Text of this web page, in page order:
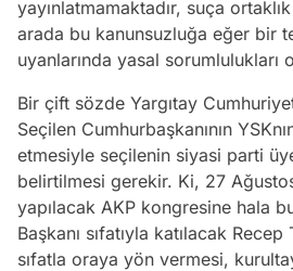
yayınlatmamaktadır, suça
arada bu kanunsuzluğa eğer bir
uyanlarında yasal sorumlulukları
Bir çift sözde Yargıtay Cumhuriyet
Seçilen Cumhurbaşkanının
etmesiyle seçilenin siyasi parti
belirtilmesi gerekir. Ki, 27
yapılacak AKP kongresine hala
Başkanı sıfatıyla katılacak Recep
sıfatla oraya yön vermesi,